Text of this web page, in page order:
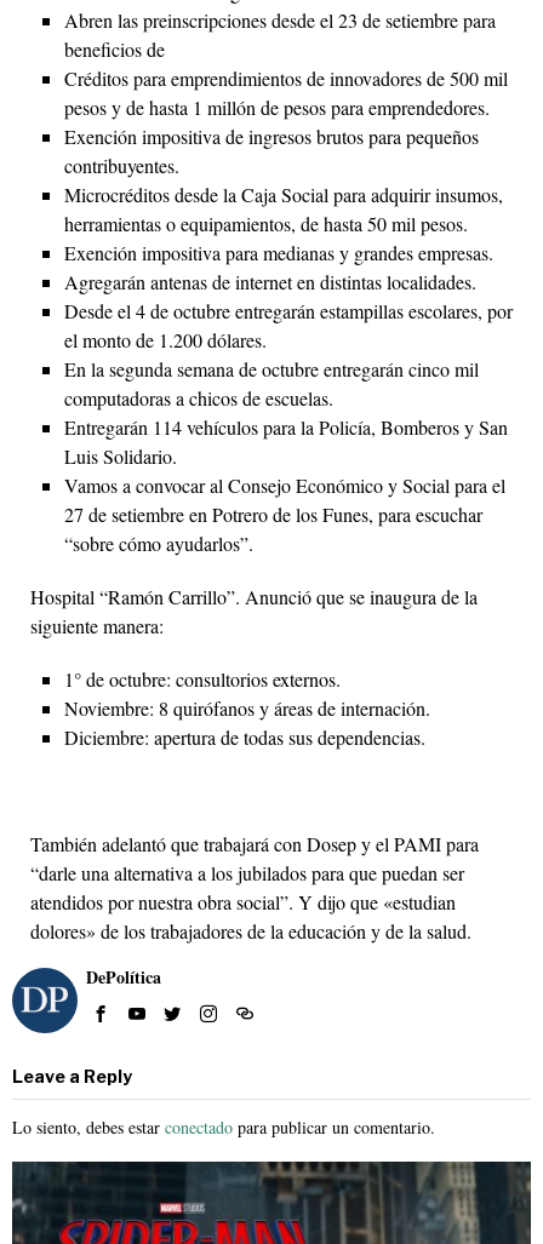
Abren las preinscripciones desde el 23 de setiembre para
beneficios de
Créditos para emprendimientos de innovadores de 500 mil
pesos y de hasta 1 millón de pesos para emprendedores.
Exención impositiva de ingresos brutos para pequeños
contribuyentes.
Microcréditos desde la Caja Social para adquirir insumos,
herramientas o equipamientos, de hasta 50 mil pesos.
Exención impositiva para medianas y grandes empresas.
Agregarán antenas de internet en distintas localidades.
Desde el 4 de octubre entregarán estampillas escolares, por
el monto de 1.200 dólares.
En la segunda semana de octubre entregarán cinco mil
computadoras a chicos de escuelas.
Entregarán 114 vehículos para la Policía, Bomberos y San
Luis Solidario.
Vamos a convocar al Consejo Económico y Social para el
27 de setiembre en Potrero de los Funes, para escuchar
“sobre cómo ayudarlos”.
Hospital “Ramón Carrillo”. Anunció que se inaugura de la
siguiente manera:
1° de octubre: consultorios externos.
Noviembre: 8 quirófanos y áreas de internación.
Diciembre: apertura de todas sus dependencias.
También adelantó que trabajará con Dosep y el PAMI para
“darle una alternativa a los jubilados para que puedan ser
atendidos por nuestra obra social”. Y dijo que «estudian
dolores» de los trabajadores de la educación y de la salud.
DePolítica
Leave a Reply
Lo siento, debes estar conectado para publicar un comentario.